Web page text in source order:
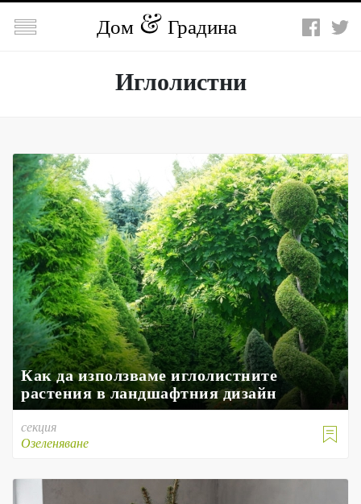
 Дом Градина
Иглолистни
Как да използваме иглолистните
растения в ландшафтния дизайн

секция
Озеленяване